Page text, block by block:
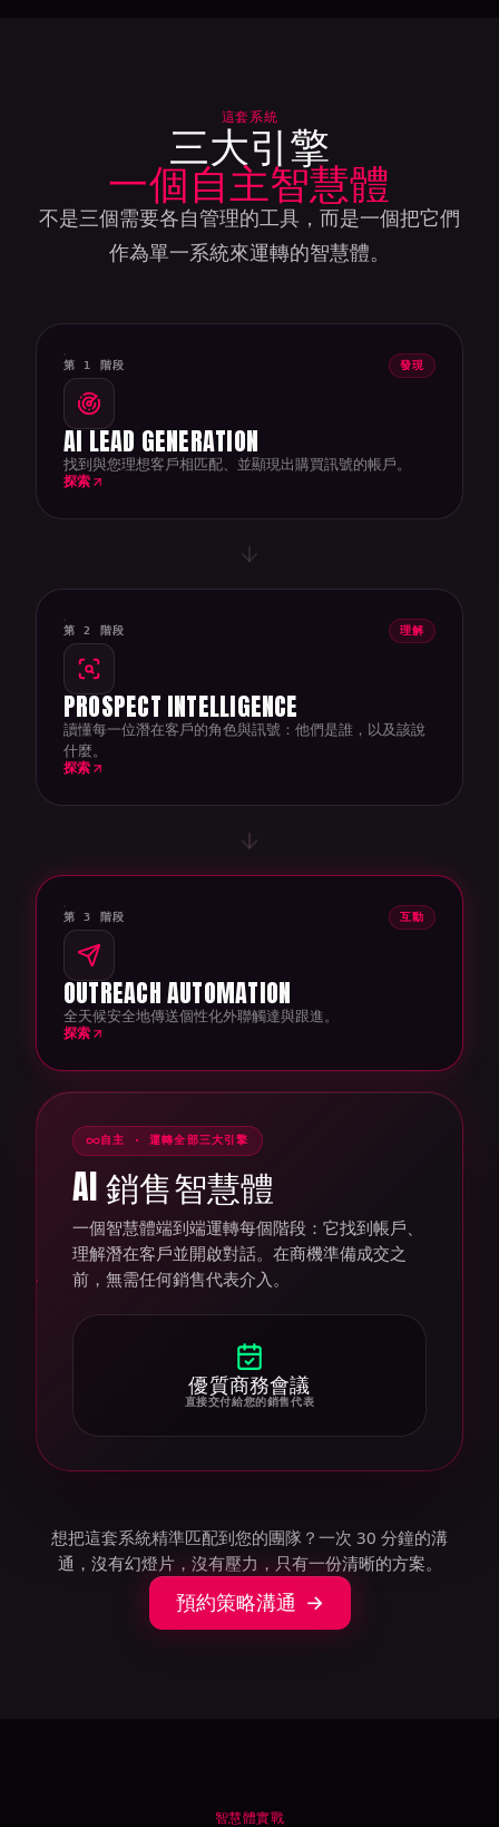
這套系統
三大引擎
一個自主智慧體
不是三個需要各自管理的工具，而是一個把它們
作為單一系統來運轉的智慧體。
第 1 階段 發現
AI LEAD GENERATION
找到與您理想客戶相匹配、並顯現出購買訊號的帳戶。
探索
第 2 階段 理解
PROSPECT INTELLIGENCE
讀懂每一位潛在客戶的角色與訊號：他們是誰，以及該說
什麼。
探索
第 3 階段 互動
OUTREACH AUTOMATION
全天候安全地傳送個性化外聯觸達與跟進。
探索
自主 · 運轉全部三大引擎
AI 銷售智慧體
一個智慧體端到端運轉每個階段：它找到帳戶、
理解潛在客戶並開啟對話。在商機準備成交之
前，無需任何銷售代表介入。
優質商務會議
直接交付給您的銷售代表
想把這套系統精準匹配到您的團隊？一次 30 分鐘的溝
通，沒有幻燈片，沒有壓力，只有一份清晰的方案。
預約策略溝通
智慧體實戰